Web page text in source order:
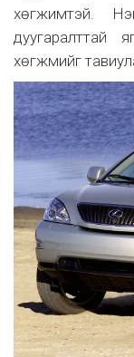
хөгжимтэй.
дуугаралттай
хөгжмийг